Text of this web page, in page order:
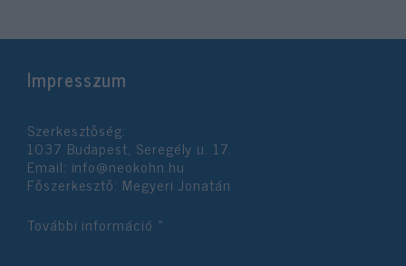
Impresszum
Szerkesztőség:
1037 Budapest, Seregély u. 17.
Email: info@neokohn.hu
Főszerkesztő: Megyeri Jonatán
További információ »